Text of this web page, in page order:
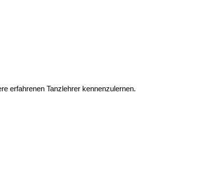
erfahrenen Tanzlehrer kennenzulernen.